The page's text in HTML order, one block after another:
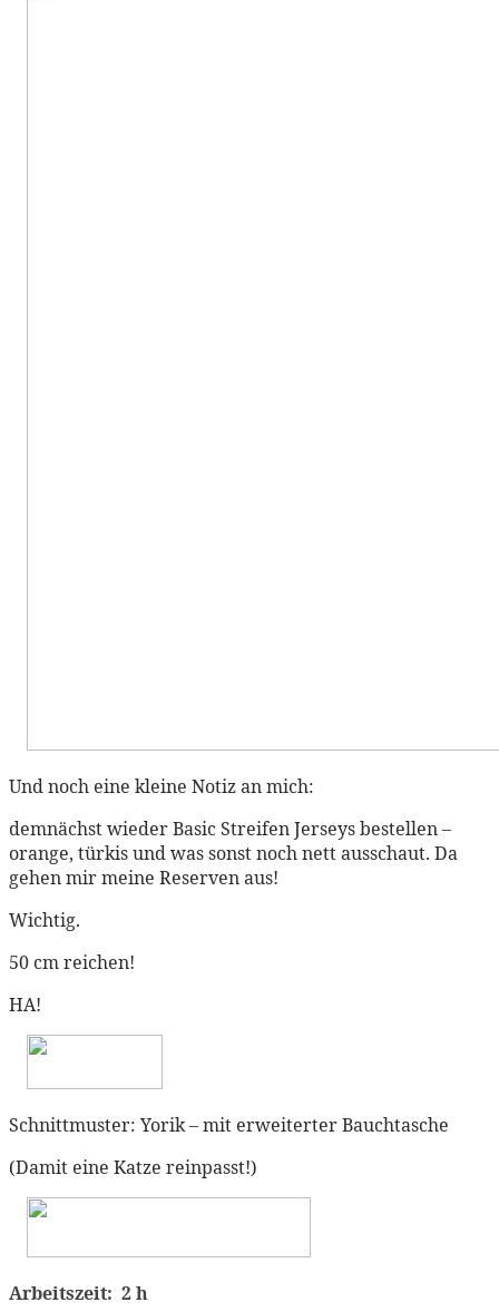
Und noch eine kleine Notiz an mich:
demnächst wieder Basic Streifen Jerseys bestellen –
orange, türkis und was sonst noch nett ausschaut. Da
gehen mir meine Reserven aus!
Wichtig.
50 cm reichen!
HA!
Schnittmuster: Yorik – mit erweiterter Bauchtasche
(Damit eine Katze reinpasst!)
Arbeitszeit: 2 h